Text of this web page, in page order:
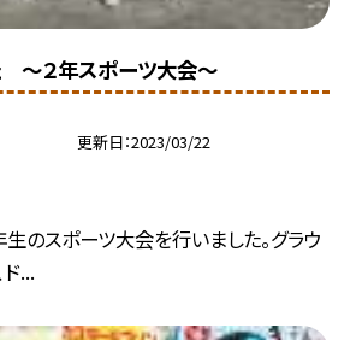
〜２年スポーツ大会〜
更新日 2023/03/22
年生のスポーツ大会を行いました。グラウ
...